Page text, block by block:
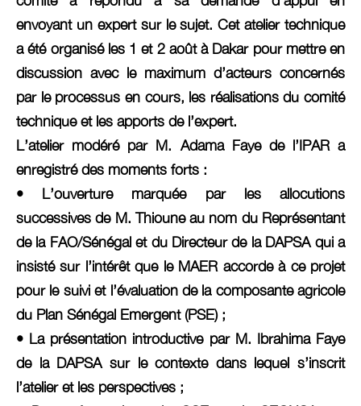
envoyant un expert sur le sujet. Cet atelier technique
a été organisé les 1 et 2 août à Dakar pour mettre en
discussion avec le maximum d’acteurs concernés
par le processus en cours, les réalisations du comité
technique et les apports de l’expert.
L’atelier modéré par M. Adama Faye de l’IPAR a
enregistré des moments forts :
• L’ouverture marquée par les allocutions
successives de M. Thioune au nom du Représentant
de la FAO/Sénégal et du Directeur de la DAPSA qui a
insisté sur l’intérêt que le MAER accorde à ce projet
pour le suivi et l’évaluation de la composante agricole
du Plan Sénégal Emergent (PSE) ;
• La présentation introductive par M. Ibrahima Faye
de la DAPSA sur le contexte dans lequel s’inscrit
l’atelier et les perspectives ;